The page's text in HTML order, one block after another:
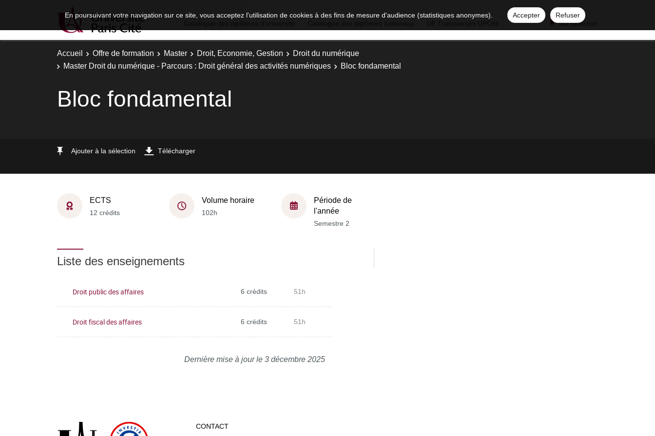
En poursuivant votre navigation sur ce site, vous acceptez l'utilisation de cookies à des fins de mesure d'audience (statistiques anonymes). Accepter
Refuser
Ma sélection
Accueil Offre de formation Master Droit, Economie, Gestion
Droit du numérique
Master Droit du numérique - Parcours : Droit général des activités numériques
Bloc fondamental
Bloc fondamental
Ajouter à la sélection Télécharger
ECTS
12 crédits
Volume horaire
102h
Période de
l'année
Semestre 2
Liste des enseignements
Droit public des affaires 6 crédits 51h
Droit fiscal des affaires 6 crédits 51h
Dernière mise à jour le 3 décembre 2025
CONTACT